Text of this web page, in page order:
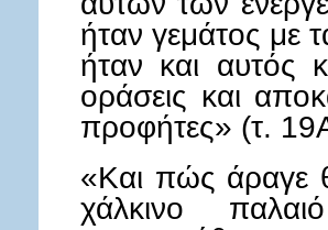
ήταν γεμάτος με
ήταν και αυτός
οράσεις και
προφήτες» (τ.
«Και πώς άραγε
χάλκινο